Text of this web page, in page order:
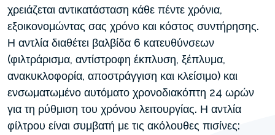
χρειάζεται αντικατάσταση κάθε πέντε χρόνια,
εξοικονομώντας σας χρόνο και κόστος συντήρησης.
Η αντλία διαθέτει βαλβίδα 6 κατευθύνσεων
(φιλτράρισμα, αντίστροφη έκπλυση, ξέπλυμα,
ανακυκλοφορία, αποστράγγιση και κλείσιμο) και
ενσωματωμένο αυτόματο χρονοδιακόπτη 24 ωρών
για τη ρύθμιση του χρόνου λειτουργίας. Η αντλία
φίλτρου είναι συμβατή με τις ακόλουθες πισίνες: